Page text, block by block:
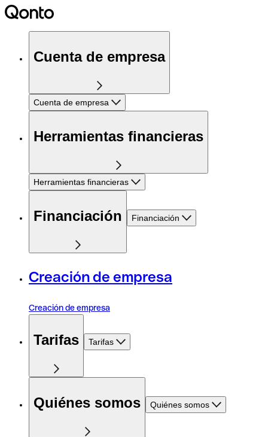
Cuenta de empresa
Cuenta de empresa
Herramientas financieras
Herramientas financieras
Financiación Financiación
Creación de empresa
Creación de empresa
Tarifas Tarifas
Quiénes somos Quiénes somos